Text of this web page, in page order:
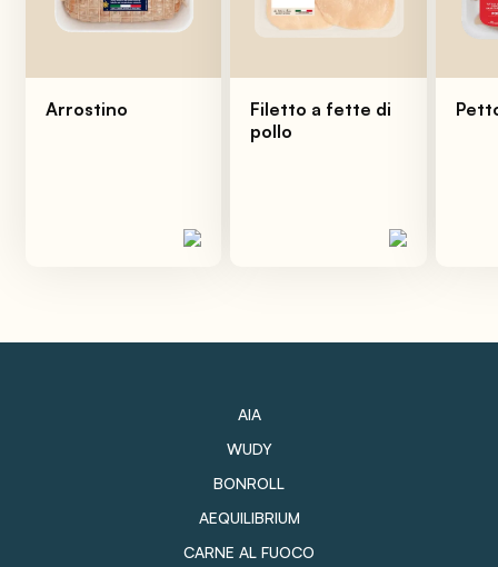
Arrostino
Filetto a fette di
pollo
AIA
WUDY
BONROLL
AEQUILIBRIUM
CARNE AL FUOCO